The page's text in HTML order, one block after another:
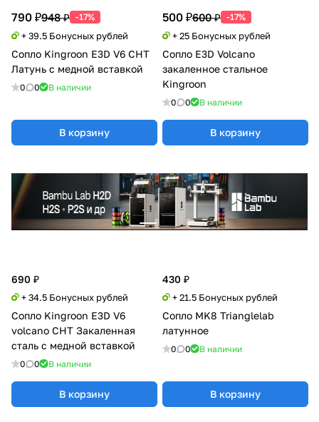
790 ₽948 ₽ -17%
+ 39.5 Бонусных рублей
Сопло Kingroon E3D V6 CHT
Латунь с медной вставкой
0 0 В наличии
В корзину
500 ₽600 ₽ -17%
+ 25 Бонусных рублей
Сопло E3D Volcano
закаленное стальное
Kingroon
0 0 В наличии
В корзину
690 ₽
+ 34.5 Бонусных рублей
Сопло Kingroon E3D V6
volcano CHT Закаленная
сталь с медной вставкой
0 0 В наличии
В корзину
430 ₽
+ 21.5 Бонусных рублей
Сопло MK8 Trianglelab
латунное
0 0 В наличии
В корзину